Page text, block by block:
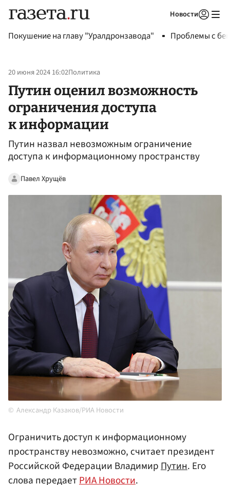
Новости
Покушение на главу "Уралдронзавода" Проблемы с
20 июня 2024 16:02Политика
Путин оценил возможность
ограничения доступа
к информации
Путин назвал невозможным ограничение
доступа к информационному пространству
Павел Хрущёв
Александр Казаков/РИА Новости
Ограничить доступ к информационному
пространству невозможно, считает президент
Российской Федерации ВладимирПутин. Его
слова передаетРИА Новости.